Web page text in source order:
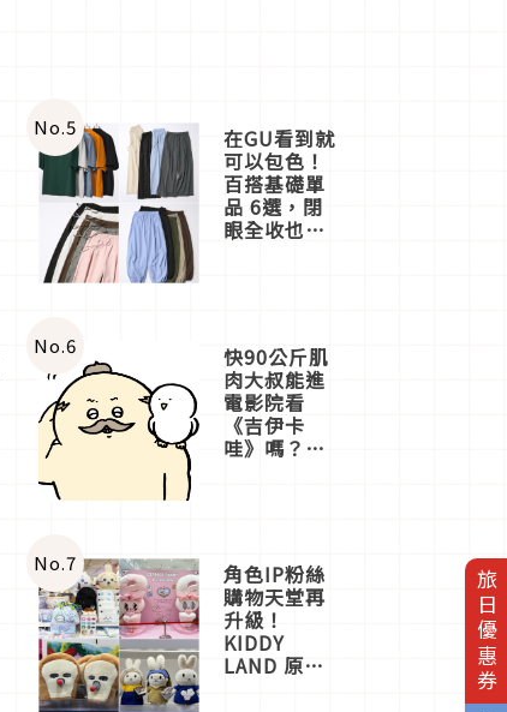
旅日優惠券
No.5 在GU看到就
可以包色！
百搭基礎單
品 6選，閉
眼全收也不
No.6 快90公斤肌
肉大叔能進
電影院看
《吉伊卡
哇》嗎？日
一同給出了
答案
No.7 角色IP粉絲
購物天堂再
升級！
KIDDY
LAND 原宿